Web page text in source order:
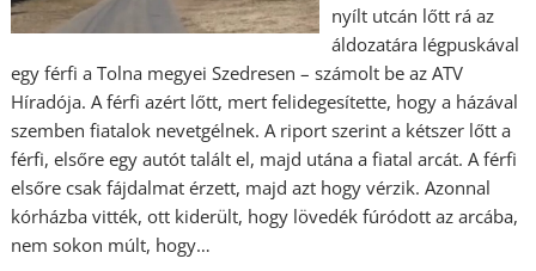
nyílt utcán lőtt rá az
áldozatára légpuskával
egy férfi a Tolna megyei Szedresen – számolt be az ATV
Híradója. A férfi azért lőtt, mert felidegesítette, hogy a házával
szemben fiatalok nevetgélnek. A riport szerint a kétszer lőtt a
férfi, elsőre egy autót talált el, majd utána a fiatal arcát. A férfi
elsőre csak fájdalmat érzett, majd azt hogy vérzik. Azonnal
kórházba vitték, ott kiderült, hogy lövedék fúródott az arcába,
nem sokon múlt, hogy…